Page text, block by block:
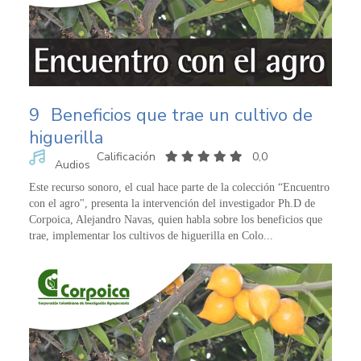
9 Beneficios que trae un cultivo de
higuerilla
Audios
Calificación 0,0
Este recurso sonoro, el cual hace parte de la colección “Encuentro
con el agro", presenta la intervención del investigador Ph.D de
Corpoica, Alejandro Navas, quien habla sobre los beneficios que
trae, implementar los cultivos de higuerilla en Colo...